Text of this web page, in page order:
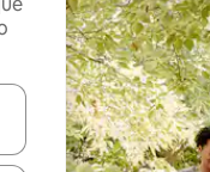
las teclas de flecha